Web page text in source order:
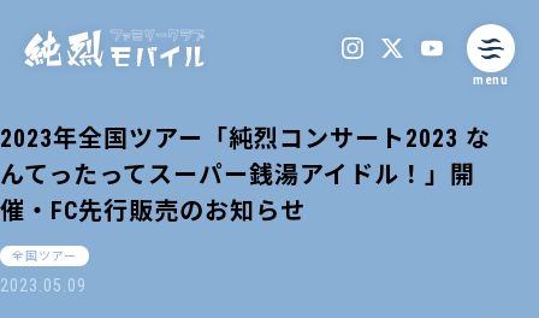
menu
2023年全国ツアー「純烈コンサート2023 な
んてったってスーパー銭湯アイドル！」開
催・FC先行販売のお知らせ
全国ツアー
2023.05.09